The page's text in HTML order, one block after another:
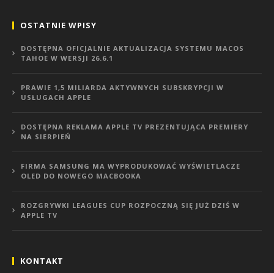
OSTATNIE WPISY
DOSTĘPNA OFICJALNIE AKTUALIZACJA SYSTEMU MACOS
TAHOE W WERSJI 26.6.1
PRAWIE 1,5 MILIARDA AKTYWNYCH SUBSKRYPCJI W
USŁUGACH APPLE
DOSTĘPNA REKLAMA APPLE TV PREZENTUJĄCA PREMIERY
NA SIERPIEŃ
FIRMA SAMSUNG MA WYPRODUKOWAĆ WYŚWIETLACZE
OLED DO NOWEGO MACBOOKA
ROZGRYWKI LEAGUES CUP ROZPOCZNĄ SIĘ JUŻ DZIŚ W
APPLE TV
KONTAKT